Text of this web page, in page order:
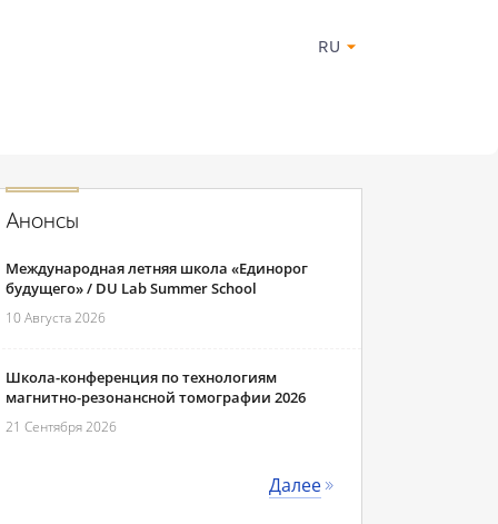
RU
Анонсы
Международная летняя школа «Единорог
будущего» / DU Lab Summer School
10 Августа 2026
Школа-конференция по технологиям
магнитно-резонансной томографии 2026
21 Сентября 2026
Далее